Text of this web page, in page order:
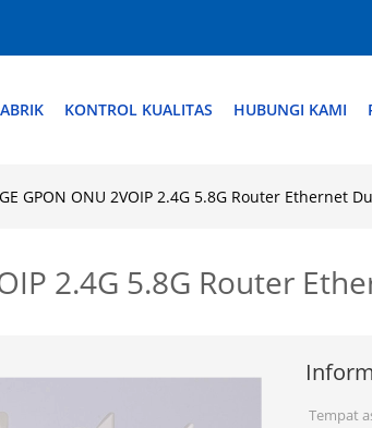
KONTROL KUALITAS HUBUNGI KAMI
GPON ONU 2VOIP 2.4G 5.8G Router Ethernet
2.4G 5.8G Router
Tempat